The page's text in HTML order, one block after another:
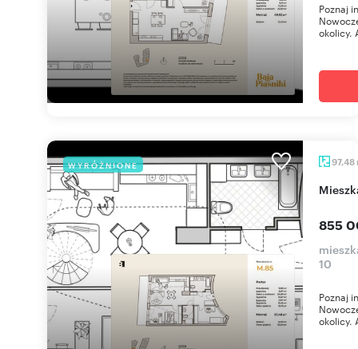
Poznaj
okolicy.
WYRÓŻNIONE 97,48
855
10
Poznaj
okolicy.